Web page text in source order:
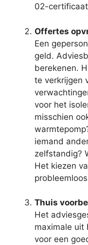
02-
Offertes
Een
geld.
berekenen.
te verkrijgen
voor het
misschien
iemand
zelfstandig?
Het kiezen
Thuis
Het
maximale uit
voor een